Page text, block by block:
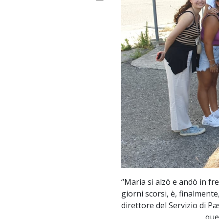
“Maria si alzò e andò in
giorni scorsi, è,
direttore del Servizio di